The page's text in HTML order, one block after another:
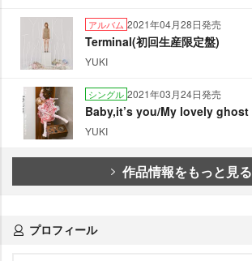
アルバム 2021年04月28日発売
Terminal(初回生産限定盤)
YUKI
シングル 2021年03月24日発売
Baby,it’s you/My lovely ghost
YUKI
作品情報をもっと見る
プロフィール